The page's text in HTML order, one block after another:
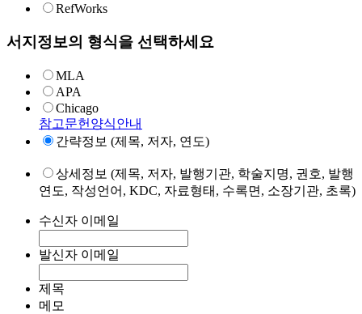
RefWorks
서지정보의 형식을 선택하세요
MLA
APA
Chicago
참고문헌양식안내
간략정보 (제목, 저자, 연도)
상세정보 (제목, 저자, 발행기관, 학술지명, 권호, 발행
연도, 작성언어, KDC, 자료형태, 수록면, 소장기관, 초록)
수신자 이메일
발신자 이메일
제목
메모